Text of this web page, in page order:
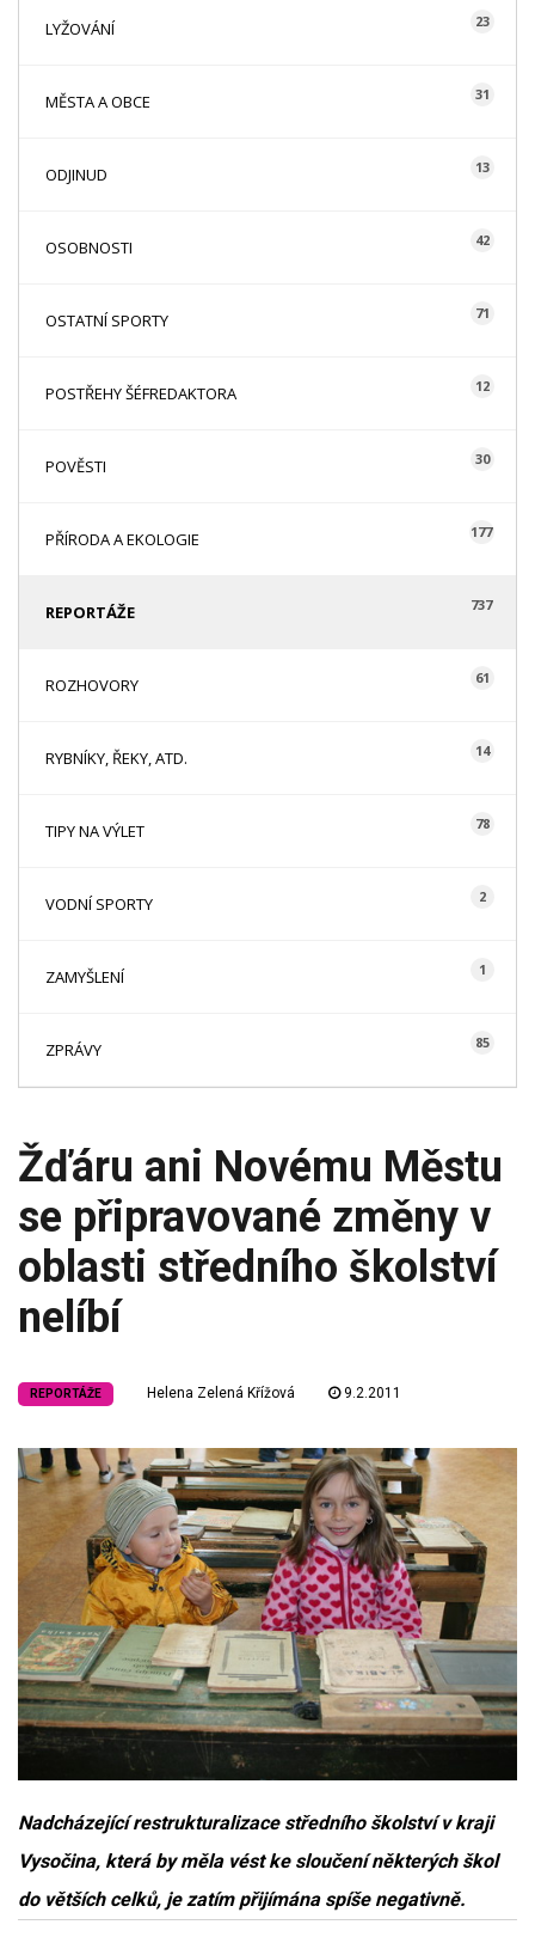
LYŽOVÁNÍ 23
MĚSTA A OBCE 31
ODJINUD 13
OSOBNOSTI 42
OSTATNÍ SPORTY 71
POSTŘEHY ŠÉFREDAKTORA 12
POVĚSTI 30
PŘÍRODA A EKOLOGIE 177
REPORTÁŽE 737
ROZHOVORY 61
RYBNÍKY, ŘEKY, ATD. 14
TIPY NA VÝLET 78
VODNÍ SPORTY 2
ZAMYŠLENÍ 1
ZPRÁVY 85
Žďáru ani Novému Městu
se připravované změny v
oblasti středního školství
nelíbí
REPORTÁŽE Helena Zelená Křížová 9.2.2011
Nadcházející restrukturalizace středního školství v kraji
Vysočina, která by měla vést ke sloučení některých škol
do větších celků, je zatím přijímána spíše negativně.